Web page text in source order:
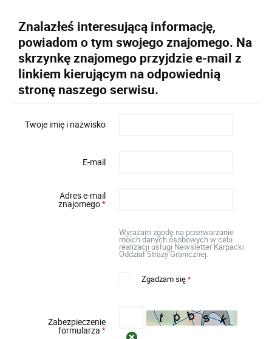
Znalazłeś interesującą informację,
powiadom o tym swojego znajomego. Na
skrzynkę znajomego przyjdzie e-mail z
linkiem kierującym na odpowiednią
stronę naszego serwisu.
Twoje imię i nazwisko
E-mail
Adres e-mail
znajomego*
Wyrażam zgodę na przetwarzanie
moich danych osobowych w celu
realizacji usługi Newsletter Karpacki
Oddział Straży Granicznej.
Zgadzam się*
Zabezpieczenie
formularza*